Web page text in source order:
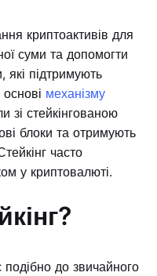
криптоактивів для
суми та допомогти
які підтримують
механізму
зі стейкінгованою
блоки та отримують
часто
у криптовалюті.
до звичайного